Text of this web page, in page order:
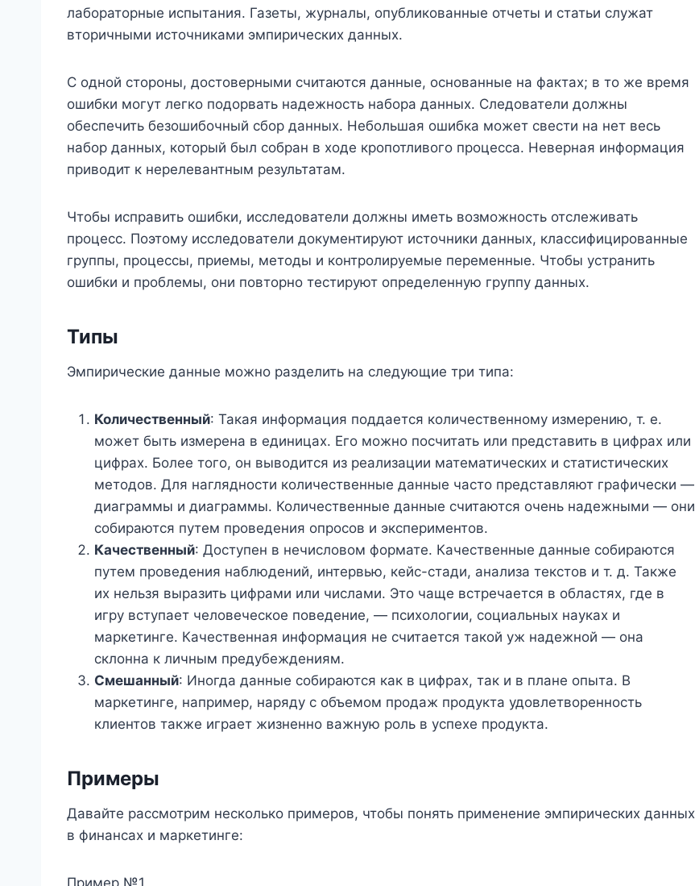
лабораторные испытания. Газеты, журналы, опубликованные отчеты и статьи служат
вторичными источниками эмпирических данных.
С одной стороны, достоверными считаются данные, основанные на фактах; в то же время
ошибки могут легко подорвать надежность набора данных. Следователи должны
обеспечить безошибочный сбор данных. Небольшая ошибка может свести на нет весь
набор данных, который был собран в ходе кропотливого процесса. Неверная информация
приводит к нерелевантным результатам.
Чтобы исправить ошибки, исследователи должны иметь возможность отслеживать
процесс. Поэтому исследователи документируют источники данных, классифицированные
группы, процессы, приемы, методы и контролируемые переменные. Чтобы устранить
ошибки и проблемы, они повторно тестируют определенную группу данных.
Типы
Эмпирические данные можно разделить на следующие три типа:
Количественный: Такая информация поддается количественному измерению, т. е.
может быть измерена в единицах. Его можно посчитать или представить в цифрах или
цифрах. Более того, он выводится из реализации математических и статистических
методов. Для наглядности количественные данные часто представляют графически —
диаграммы и диаграммы. Количественные данные считаются очень надежными — они
собираются путем проведения опросов и экспериментов.
Качественный: Доступен в нечисловом формате. Качественные данные собираются
путем проведения наблюдений, интервью, кейс-стади, анализа текстов и т. д. Также
их нельзя выразить цифрами или числами. Это чаще встречается в областях, где в
игру вступает человеческое поведение, — психологии, социальных науках и
маркетинге. Качественная информация не считается такой уж надежной — она
склонна к личным предубеждениям.
Смешанный: Иногда данные собираются как в цифрах, так и в плане опыта. В
маркетинге, например, наряду с объемом продаж продукта удовлетворенность
клиентов также играет жизненно важную роль в успехе продукта.
Примеры
Давайте рассмотрим несколько примеров, чтобы понять применение эмпирических данных
в финансах и маркетинге:
Пример №1